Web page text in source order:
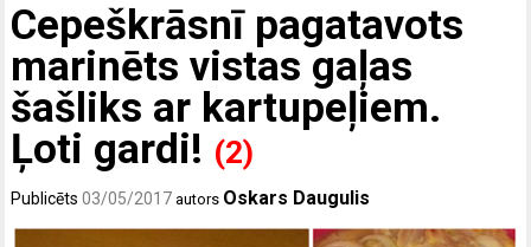
Cepeškrāsnī pagatavots
marinēts vistas gaļas
šašliks ar kartupeļiem.
Ļoti gardi! (2)
Publicēts03/05/2017 autors Oskars Daugulis